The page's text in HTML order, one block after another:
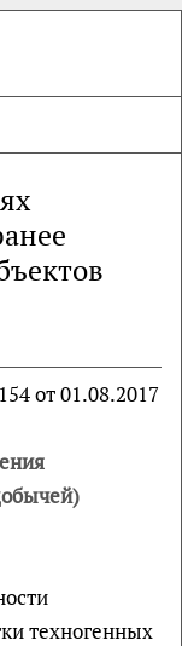
от 01.08.2017
техногенных